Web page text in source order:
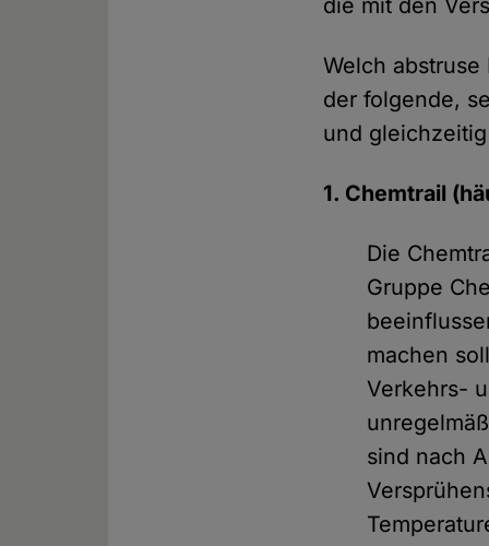
die mit den
Welch
der folgende,
und
1. Chemtrail
Die
Gruppe
machen
Verkehrs-
sind nach